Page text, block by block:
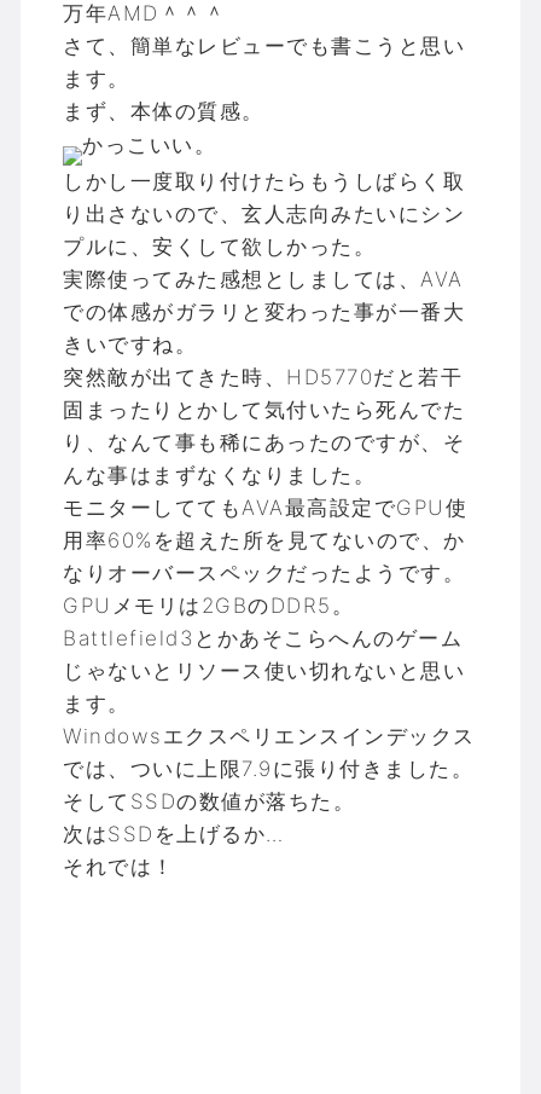
万年AMD＾＾＾
さて、簡単なレビューでも書こうと思い
ます。
まず、本体の質感。
かっこいい。
しかし一度取り付けたらもうしばらく取
り出さないので、玄人志向みたいにシン
プルに、安くして欲しかった。
実際使ってみた感想としましては、AVA
での体感がガラリと変わった事が一番大
きいですね。
突然敵が出てきた時、HD5770だと若干
固まったりとかして気付いたら死んでた
り、なんて事も稀にあったのですが、そ
んな事はまずなくなりました。
モニターしててもAVA最高設定でGPU使
用率60%を超えた所を見てないので、か
なりオーバースペックだったようです。
GPUメモリは2GBのDDR5。
Battlefield3とかあそこらへんのゲーム
じゃないとリソース使い切れないと思い
ます。
Windowsエクスペリエンスインデックス
では、ついに上限7.9に張り付きました。
そしてSSDの数値が落ちた。
次はSSDを上げるか…
それでは！